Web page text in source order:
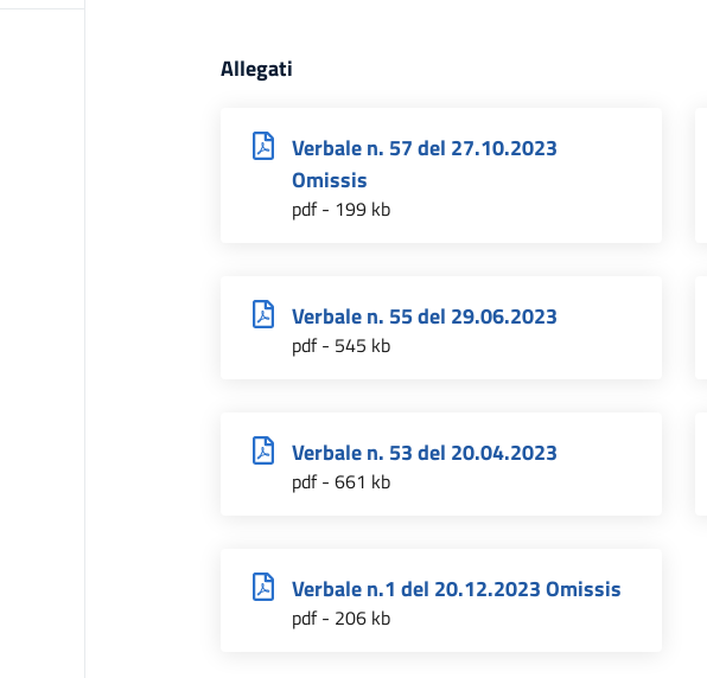
Allegati
Verbale n. 57 del 27.10.2023
Omissis
pdf - 199 kb
Verbale n. 55 del 29.06.2023
pdf - 545 kb
Verbale n. 53 del 20.04.2023
pdf - 661 kb
Verbale n.1 del 20.12.2023 Omissis
pdf - 206 kb